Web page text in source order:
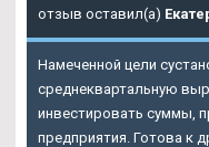
отзыв оставил(а)
Намеченной цели
среднеквартальную
инвестировать суммы,
предприятия. Готова к